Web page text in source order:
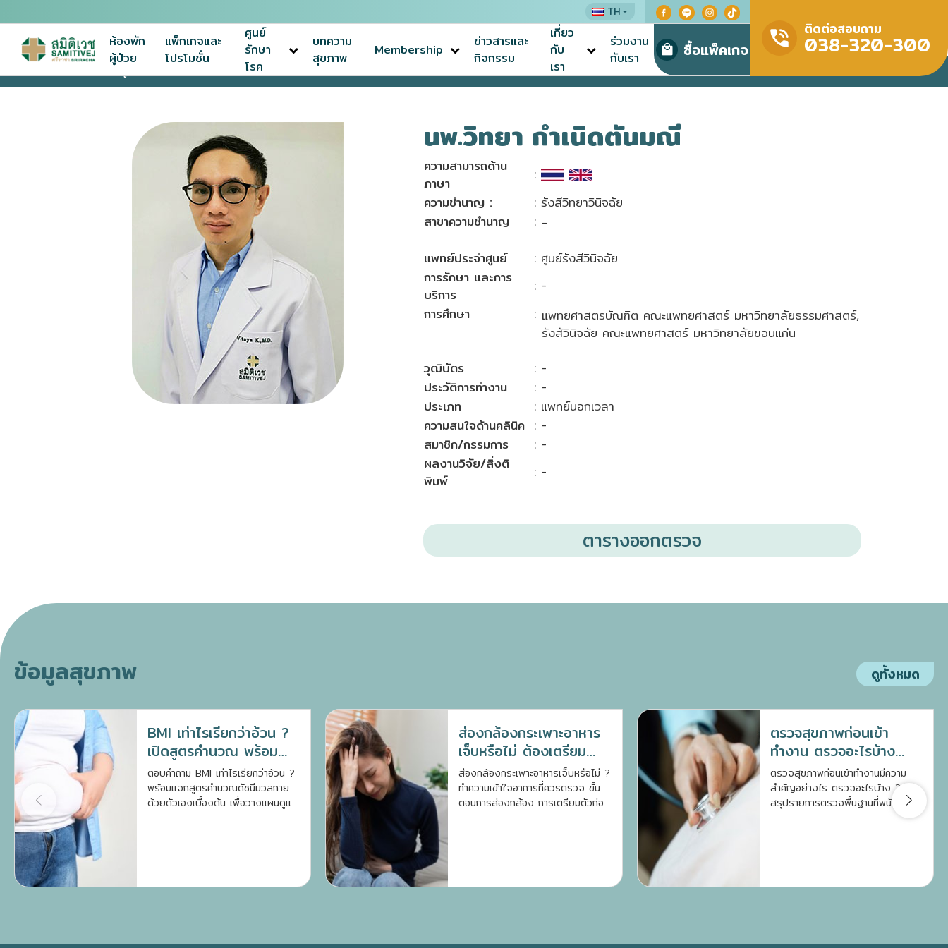
TH
ห้องพัก
ผู้ป่วย
แพ็กเกจและ
โปรโมชั่น
ศูนย์
รักษา
โรค
บทความ
สุขภาพ
Membership
ข่าวสารและ
กิจกรรม
เกี่ยว
กับ
เรา
ร่วมงาน
กับเรา
ซื้อแพ็คเกจ
ติดต่อสอบถาม
038-320-300
หน้าแรก ทีมแพทย์ผู้เชี่ยวชาญ นพ.วิทยา กำเนิดตันมณี
นพ.วิทยา กำเนิดตันมณี
ความสามารถด้าน
ภาษา
:
ความชำนาญ :
: รังสีวิทยาวินิจฉัย
สาขาความชำนาญ
: -
แพทย์ประจำศูนย์
: ศูนย์รังสีวินิจฉัย
การรักษา และการ
บริการ
: -
การศึกษา
: แพทยศาสตรบัณฑิต คณะแพทยศาสตร์ มหาวิทยาลัยธรรมศาสตร์,
รังสัวินิจฉัย คณะแพทยศาสตร์ มหาวิทยาลัยขอนแก่น
วุฒิบัตร
: -
ประวัติการทำงาน
: -
ประเภท
: แพทย์นอกเวลา
ความสนใจด้านคลินิค : -
สมาชิก/กรรมการ
: -
ผลงานวิจัย/สิ่งติ
พิมพ์
: -
ตารางออกตรวจ
ข้อมูลสุขภาพ ดูทั้งหมด
BMI เท่าไรเรียกว่าอ้วน ?
เปิดสูตรคำนวณ พร้อม
แนวทางลดน้ำหนัก
ตอบคำถาม BMI เท่าไรเรียกว่าอ้วน ?
พร้อมแจกสูตรคำนวณดัชนีมวลกาย
ด้วยตัวเองเบื้องต้น เพื่อวางแผนดูแล
ส่องกล้องกระเพาะอาหาร
เจ็บหรือไม่ ต้องเตรียม
ตัวอย่างไร ?
ส่องกล้องกระเพาะอาหารเจ็บหรือไม่ ?
ทำความเข้าใจอาการที่ควรตรวจ ขั้น
ตอนการส่องกล้อง การเตรียมตัวก่อน
ตรวจสุขภาพก่อนเข้า
ทำงาน ตรวจอะไรบ้าง
เตรียมตัวอย่างไรดี ?
ตรวจสุขภาพก่อนเข้าทำงานมีความ
สำคัญอย่างไร ตรวจอะไรบ้าง ?
สรุปรายการตรวจพื้นฐานที่พนักงาน
ใหม่ควรรู้ พร้อมวิธีเตรียมตัวก่อนเข้า